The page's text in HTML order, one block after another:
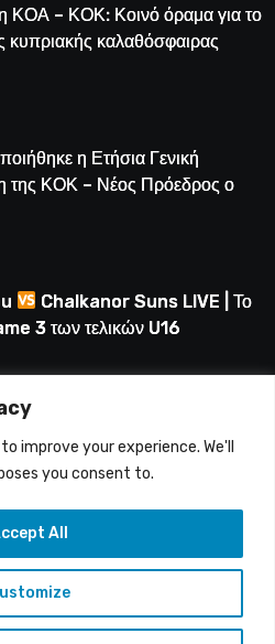
improve your experience. We'll
you consent to.
All
ΚΟΑ – ΚΟΚ: Κοινό όραμα για το
κυπριακής καλαθόσφαιρας
η Ετήσια Γενική
της ΚΟΚ – Νέος Πρόεδρος ο
Chalkanor Suns LIVE | Το
3 των τελικών U16
Ασφαλιστική ΕΝΑΔ vs
TV | Production of